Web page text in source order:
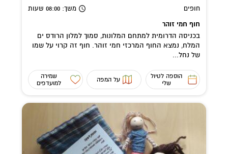
חופים משך: 08:00 שעות
חוף חמי זוהר
בכניסה הדרומית למתחם המלונות, סמוך למלון הרודס ים
המלח, נמצא החוף המרכזי חמי זוהר. חוף זה קרוי על שמו
של נחל...
הוספה לטיול
שלי
על המפה
שמירה
למועדפים